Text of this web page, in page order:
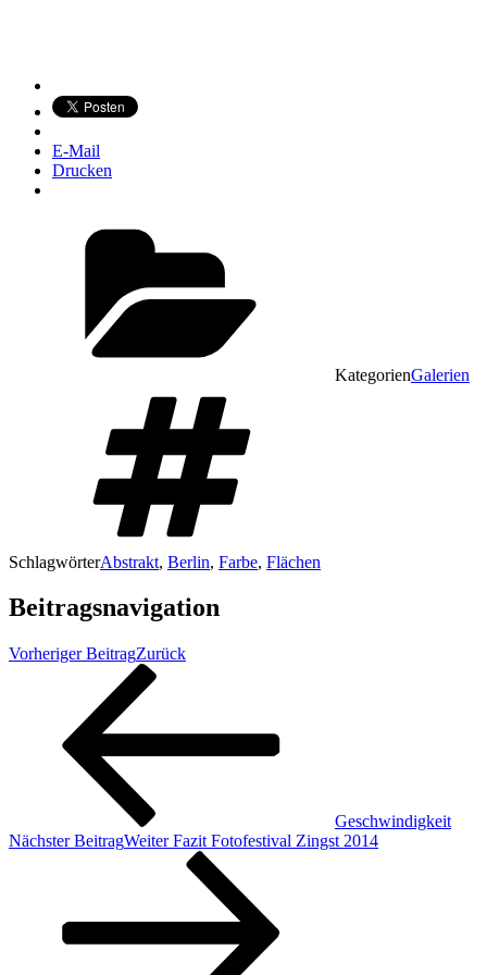
E-Mail
Drucken
KategorienGalerien
SchlagwörterAbstrakt, Berlin, Farbe, Flächen
Beitragsnavigation
Vorheriger BeitragZurück
Geschwindigkeit
Nächster BeitragWeiter Fazit Fotofestival Zingst 2014